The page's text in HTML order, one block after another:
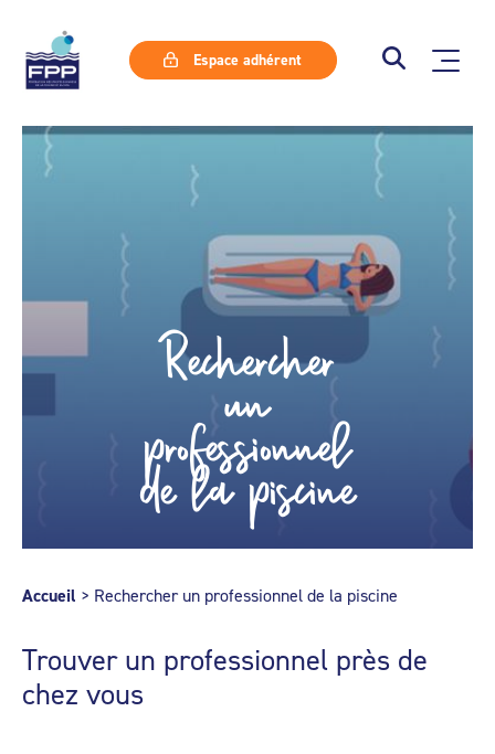
Espace adhérent
Rechercher
un
professionnel
de la piscine
Accueil > Rechercher un professionnel de la piscine
Trouver un professionnel près de
chez vous